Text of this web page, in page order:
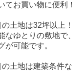
てお買い物に便利！
土地は32坪以上！
なゆとりの敷地で、
が可能です。
の土地は建築条件な